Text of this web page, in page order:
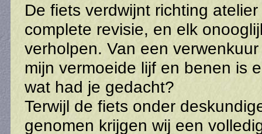
De fiets verdwijnt richting
complete revisie, en elk
verholpen. Van een
mijn vermoeide lijf en benen is
wat had je gedacht?
Terwijl de fiets onder
genomen krijgen wij een